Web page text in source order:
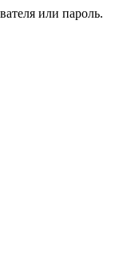
или пароль.